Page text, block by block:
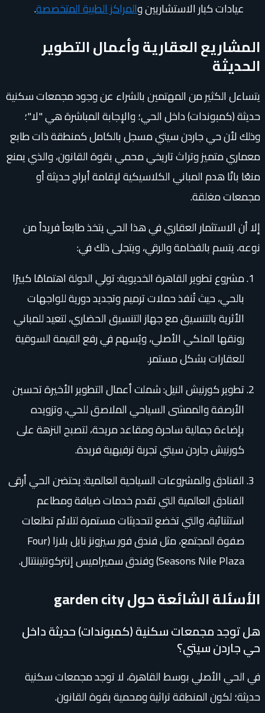
عيادات كبار الاستشاريين والمراكز الطبية المتخصصة.
المشاريع العقارية وأعمال التطوير
الحديثة
يتساءل الكثير من المهتمين بالشراء عن وجود مجمعات سكنية
حديثة (كمبوندات) داخل الحي؛ والإجابة المباشرة هي "لا"؛
وذلك لأن حي جاردن سيتي مسجل بالكامل كمنطقة ذات طابع
معماري متميز وتراث تاريخي محمي بقوة القانون، والذي يمنع
منعًا باتًا هدم المباني الكلاسيكية لإقامة أبراج حديثة أو
مجمعات مغلقة.
إلا أن الاستثمار العقاري في هذا الحي يتخذ طابعاً فريداً من
نوعه، يتسم بالفخامة والرقي، ويتجلى ذلك في:
مشروع تطوير القاهرة الخديوية: تولي الدولة اهتمامًا كبيرًا
بالحي، حيث تُنفذ حملات ترميم وتجديد دورية للواجهات
الأثرية بالتنسيق مع جهاز التنسيق الحضاري، لتعيد للمباني
رونقها الملكي الأصلي، ويُسهم في رفع القيمة السوقية
للعقارات بشكل مستمر.
تطوير كورنيش النيل: شملت أعمال التطوير الأخيرة تحسين
الأرصفة والممشى السياحي الملاصق للحي، وتزويده
بإضاءة جمالية ساحرة ومقاعد مريحة، لتصبح النزهة على
كورنيش جاردن سيتي تجربة ترفيهية فريدة.
الفنادق والمشروعات السياحية العالمية: يحتضن الحي أرقى
الفنادق العالمية التي تقدم خدمات ضيافة ومطاعم
استثنائية، والتي تخضع لتحديثات مستمرة لتلائم تطلعات
صفوة المجتمع، مثل فندق فور سيزونز نايل بلازا (Four
Seasons Nile Plaza) وفندق سميراميس إنتركونتيننتال.
الأسئلة الشائعة حول garden city
هل توجد مجمعات سكنية (كمبوندات) حديثة داخل
حي جاردن سيتي؟
في الحي الأصلي بوسط القاهرة، لا توجد مجمعات سكنية
حديثة؛ لكون المنطقة تراثية ومحمية بقوة القانون.